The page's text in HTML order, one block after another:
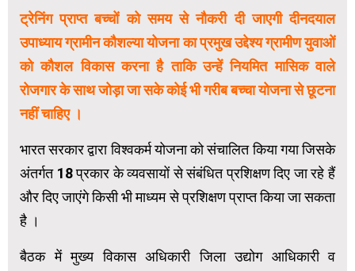
ट्रेनिंग प्राप्त बच्चों को समय से नौकरी दी जाएगी दीनदयाल
उपाध्याय ग्रामीन कौशल्या योजना का प्रमुख उद्देश्य ग्रामीण युवाओं
को कौशल विकास करना है ताकि उन्हें नियमित मासिक वाले
रोजगार के साथ जोड़ा जा सके कोई भी गरीब बच्चा योजना से छूटना
नहीं चाहिए ।
भारत सरकार द्वारा विश्वकर्म योजना को संचालित किया गया जिसके
अंतर्गत 18 प्रकार के व्यवसायों से संबंधित प्रशिक्षण दिए जा रहे हैं
और दिए जाएंगे किसी भी माध्यम से प्रशिक्षण प्राप्त किया जा सकता
है ।
बैठक में मुख्य विकास अधिकारी जिला उद्योग आधिकारी व